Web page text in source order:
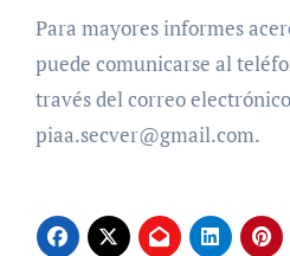
Para mayores informes
puede comunicarse al
través del correo electrónico
piaa.secver@gmail.com.